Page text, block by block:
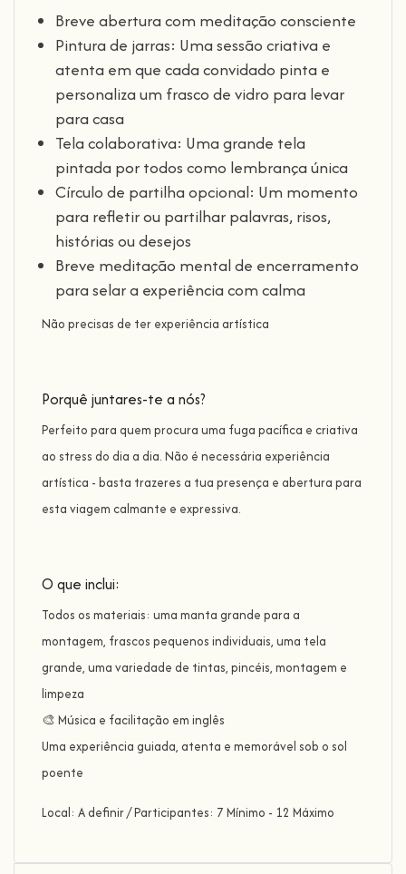
Breve abertura com meditação consciente
Pintura de jarras: Uma sessão criativa e
atenta em que cada convidado pinta e
personaliza um frasco de vidro para levar
para casa
Tela colaborativa: Uma grande tela
pintada por todos como lembrança única
Círculo de partilha opcional: Um momento
para refletir ou partilhar palavras, risos,
histórias ou desejos
Breve meditação mental de encerramento
para selar a experiência com calma
Não precisas de ter experiência artística
Porquê juntares-te a nós?
Perfeito para quem procura uma fuga pacífica e criativa
ao stress do dia a dia. Não é necessária experiência
artística - basta trazeres a tua presença e abertura para
esta viagem calmante e expressiva.
O que inclui:
Todos os materiais: uma manta grande para a
montagem, frascos pequenos individuais, uma tela
grande, uma variedade de tintas, pincéis, montagem e
limpeza
🎨 Música e facilitação em inglês
Uma experiência guiada, atenta e memorável sob o sol
poente
Local: A definir / Participantes: 7 Mínimo - 12 Máximo